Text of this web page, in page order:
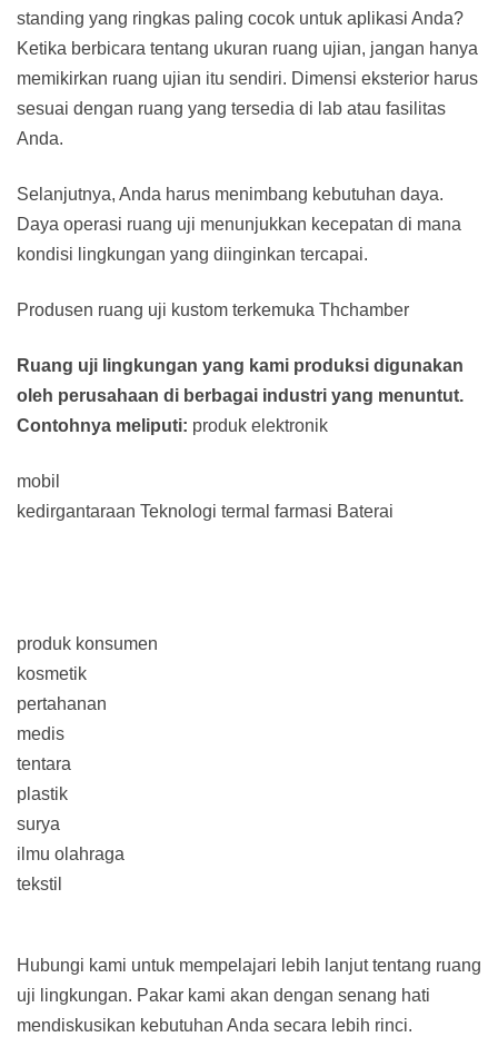
standing yang ringkas paling cocok untuk aplikasi Anda?
Ketika berbicara tentang ukuran ruang ujian, jangan hanya
memikirkan ruang ujian itu sendiri. Dimensi eksterior harus
sesuai dengan ruang yang tersedia di lab atau fasilitas
Anda.
Selanjutnya, Anda harus menimbang kebutuhan daya.
Daya operasi ruang uji menunjukkan kecepatan di mana
kondisi lingkungan yang diinginkan tercapai.
Produsen ruang uji kustom terkemuka Thchamber
Ruang uji lingkungan yang kami produksi digunakan
oleh perusahaan di berbagai industri yang menuntut.
Contohnya meliputi: produk elektronik
mobil
kedirgantaraan Teknologi termal farmasi Baterai
produk konsumen
kosmetik
pertahanan
medis
tentara
plastik
surya
ilmu olahraga
tekstil
Hubungi kami untuk mempelajari lebih lanjut tentang ruang
uji lingkungan. Pakar kami akan dengan senang hati
mendiskusikan kebutuhan Anda secara lebih rinci.